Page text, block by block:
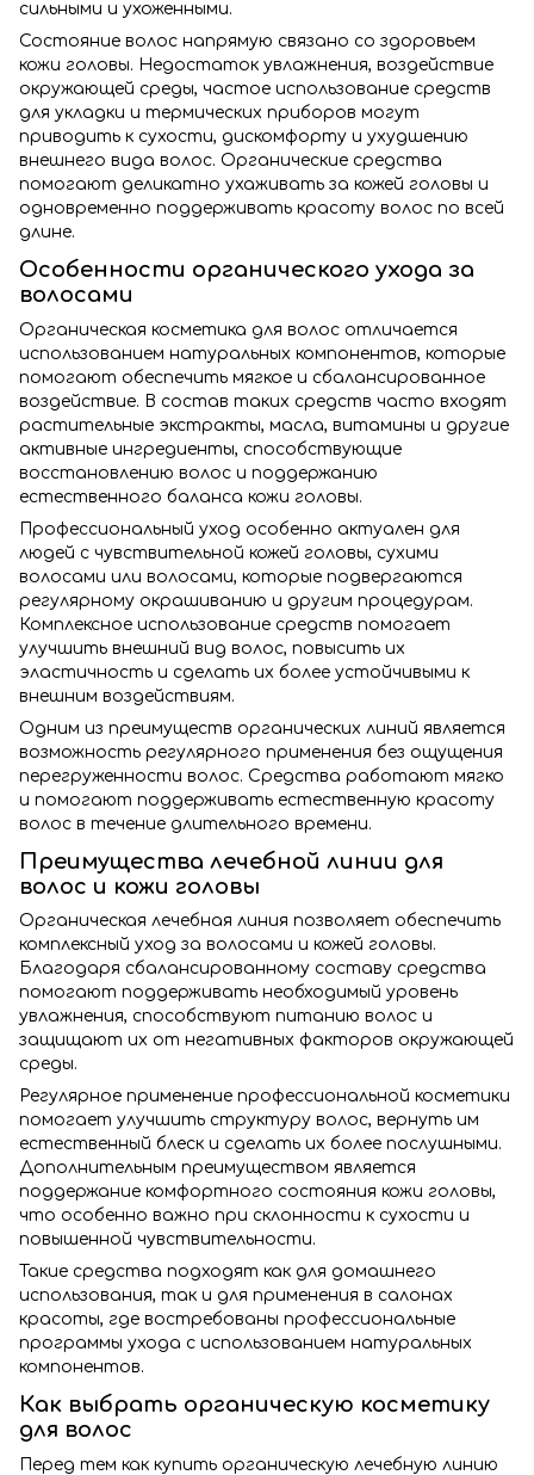
сильными и ухоженными.
Состояние волос напрямую связано со здоровьем
кожи головы. Недостаток увлажнения, воздействие
окружающей среды, частое использование средств
для укладки и термических приборов могут
приводить к сухости, дискомфорту и ухудшению
внешнего вида волос. Органические средства
помогают деликатно ухаживать за кожей головы и
одновременно поддерживать красоту волос по всей
длине.
Особенности органического ухода за
волосами
Органическая косметика для волос отличается
использованием натуральных компонентов, которые
помогают обеспечить мягкое и сбалансированное
воздействие. В состав таких средств часто входят
растительные экстракты, масла, витамины и другие
активные ингредиенты, способствующие
восстановлению волос и поддержанию
естественного баланса кожи головы.
Профессиональный уход особенно актуален для
людей с чувствительной кожей головы, сухими
волосами или волосами, которые подвергаются
регулярному окрашиванию и другим процедурам.
Комплексное использование средств помогает
улучшить внешний вид волос, повысить их
эластичность и сделать их более устойчивыми к
внешним воздействиям.
Одним из преимуществ органических линий является
возможность регулярного применения без ощущения
перегруженности волос. Средства работают мягко
и помогают поддерживать естественную красоту
волос в течение длительного времени.
Преимущества лечебной линии для
волос и кожи головы
Органическая лечебная линия позволяет обеспечить
комплексный уход за волосами и кожей головы.
Благодаря сбалансированному составу средства
помогают поддерживать необходимый уровень
увлажнения, способствуют питанию волос и
защищают их от негативных факторов окружающей
среды.
Регулярное применение профессиональной косметики
помогает улучшить структуру волос, вернуть им
естественный блеск и сделать их более послушными.
Дополнительным преимуществом является
поддержание комфортного состояния кожи головы,
что особенно важно при склонности к сухости и
повышенной чувствительности.
Такие средства подходят как для домашнего
использования, так и для применения в салонах
красоты, где востребованы профессиональные
программы ухода с использованием натуральных
компонентов.
Как выбрать органическую косметику
для волос
Перед тем как купить органическую лечебную линию